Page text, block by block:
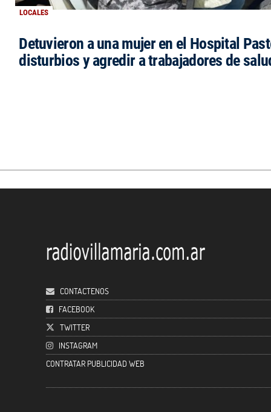
LOCALES
Detuvieron a una mujer en el Hospital
disturbios y agredir a trabajadores de
CONTACTENOS
FACEBOOK
TWITTER
INSTAGRAM
CONTRATAR PUBLICIDAD WEB